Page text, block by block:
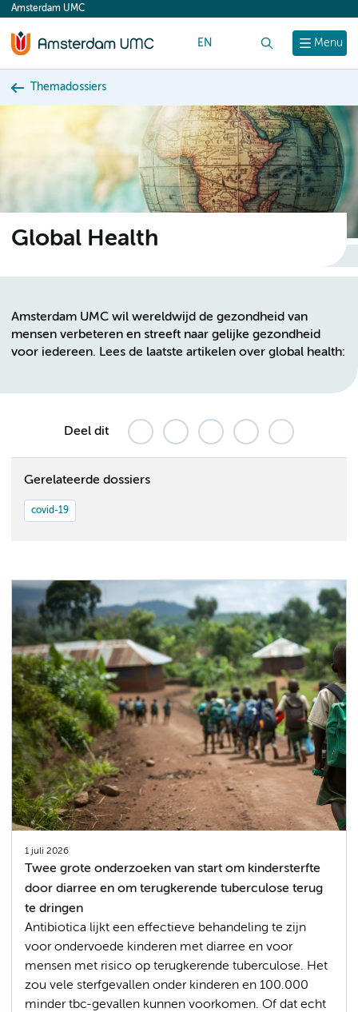
content
Menu
Amsterdam UMC
EN
Themadossiers
Global Health
Amsterdam UMC wil wereldwijd de gezondheid van
mensen verbeteren en streeft naar gelijke gezondheid
voor iedereen. Lees de laatste artikelen over global health:
Deel dit
Gerelateerde dossiers
covid-19
1 juli 2026
Twee grote onderzoeken van start om kindersterfte
door diarree en om terugkerende tuberculose terug
te dringen
Antibiotica lijkt een effectieve behandeling te zijn
voor ondervoede kinderen met diarree en voor
mensen met risico op terugkerende tuberculose. Het
zou vele sterfgevallen onder kinderen en 100.000
minder tbc-gevallen kunnen voorkomen. Of dat echt